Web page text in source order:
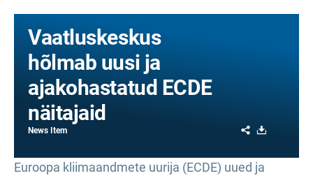
Vaatluskeskus
hõlmab uusi ja
ajakohastatud ECDE
näitajaid
News Item Share
Euroopa kliimaandmete uurija (ECDE) uued ja